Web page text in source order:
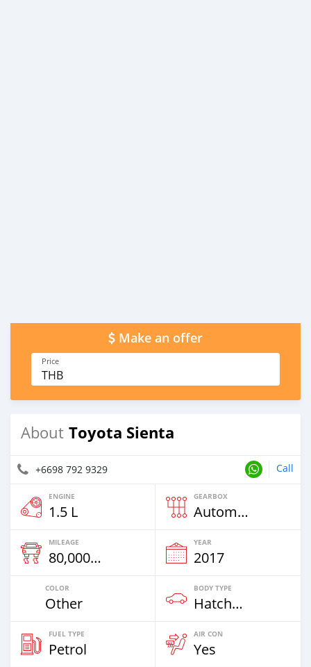
Make an offer
Price
THB
About Toyota Sienta
+6698 792 9329 Call
ENGINE
1.5 L
GEARBOX
Automatic
MILEAGE
80,000 Km
YEAR
2017
COLOR
Other
BODY TYPE
Hatchback
FUEL TYPE
Petrol
AIR CON
Yes